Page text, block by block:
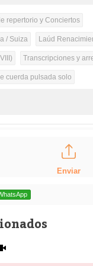
repertorio y Conciertos
/ Suiza Laúd
Transcripciones y
cuerda pulsada solo
Enviar